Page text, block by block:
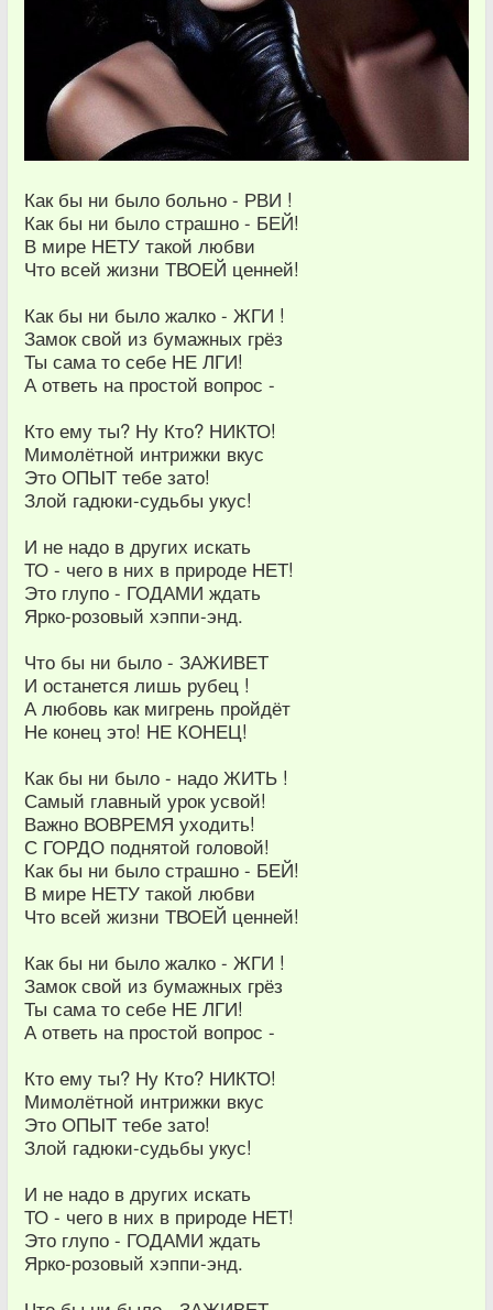
Как бы ни было больно - РВИ !
Как бы ни было страшно - БЕЙ!
В мире НЕТУ такой любви
Что всей жизни ТВОЕЙ ценней!
Как бы ни было жалко - ЖГИ !
Замок свой из бумажных грёз
Ты сама то себе НЕ ЛГИ!
А ответь на простой вопрос -
Кто ему ты? Ну Кто? НИКТО!
Мимолётной интрижки вкус
Это ОПЫТ тебе зато!
Злой гадюки-судьбы укус!
И не надо в других искать
ТО - чего в них в природе НЕТ!
Это глупо - ГОДАМИ ждать
Ярко-розовый хэппи-энд.
Что бы ни было - ЗАЖИВЕТ
И останется лишь рубец !
А любовь как мигрень пройдёт
Не конец это! НЕ КОНЕЦ!
Как бы ни было - надо ЖИТЬ !
Самый главный урок усвой!
Важно ВОВРЕМЯ уходить!
С ГОРДО поднятой головой!
Как бы ни было страшно - БЕЙ!
В мире НЕТУ такой любви
Что всей жизни ТВОЕЙ ценней!
Как бы ни было жалко - ЖГИ !
Замок свой из бумажных грёз
Ты сама то себе НЕ ЛГИ!
А ответь на простой вопрос -
Кто ему ты? Ну Кто? НИКТО!
Мимолётной интрижки вкус
Это ОПЫТ тебе зато!
Злой гадюки-судьбы укус!
И не надо в других искать
ТО - чего в них в природе НЕТ!
Это глупо - ГОДАМИ ждать
Ярко-розовый хэппи-энд.